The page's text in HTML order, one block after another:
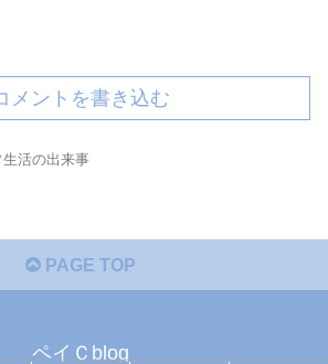
メントを書き込む
生活の出来事
PAGE TOP
ペイＣblog